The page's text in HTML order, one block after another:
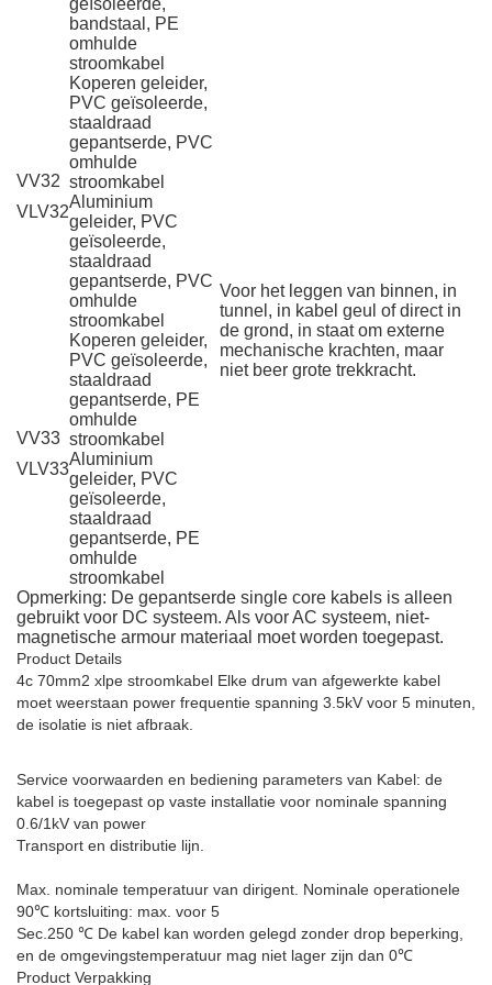
geïsoleerde,
bandstaal, PE
omhulde
stroomkabel
VV32
VLV32
Koperen geleider,
PVC geïsoleerde,
staaldraad
gepantserde, PVC
omhulde
stroomkabel
Aluminium
geleider, PVC
geïsoleerde,
staaldraad
gepantserde, PVC
omhulde
stroomkabel
Voor het leggen van binnen, in
tunnel, in kabel geul of direct in
de grond, in staat om externe
mechanische krachten, maar
niet beer grote trekkracht.
VV33
VLV33
Koperen geleider,
PVC geïsoleerde,
staaldraad
gepantserde, PE
omhulde
stroomkabel
Aluminium
geleider, PVC
geïsoleerde,
staaldraad
gepantserde, PE
omhulde
stroomkabel
Opmerking: De gepantserde single core kabels is alleen
gebruikt voor DC systeem. Als voor AC systeem, niet-
magnetische armour materiaal moet worden toegepast.
Product Details
4c 70mm2 xlpe stroomkabel Elke drum van afgewerkte kabel
moet weerstaan power frequentie spanning 3.5kV voor 5 minuten,
de isolatie is niet afbraak.
Service voorwaarden en bediening parameters van Kabel: de
kabel is toegepast op vaste installatie voor nominale spanning
0.6/1kV van power
Transport en distributie lijn.
Max. nominale temperatuur van dirigent. Nominale operationele
90℃ kortsluiting: max. voor 5
Sec.250 ℃ De kabel kan worden gelegd zonder drop beperking,
en de omgevingstemperatuur mag niet lager zijn dan 0℃
Product Verpakking